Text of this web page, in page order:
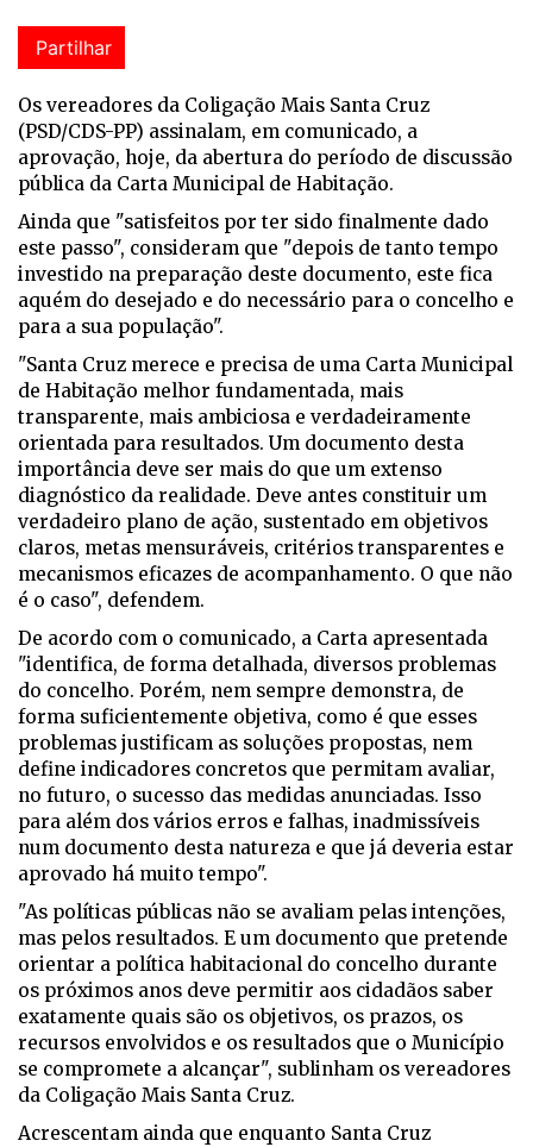
Partilhar
Os vereadores da Coligação Mais Santa Cruz
(PSD/CDS-PP) assinalam, em comunicado, a
aprovação, hoje, da abertura do período de discussão
pública da Carta Municipal de Habitação.
Ainda que "satisfeitos por ter sido finalmente dado
este passo", consideram que "depois de tanto tempo
investido na preparação deste documento, este fica
aquém do desejado e do necessário para o concelho e
para a sua população".
"Santa Cruz merece e precisa de uma Carta Municipal
de Habitação melhor fundamentada, mais
transparente, mais ambiciosa e verdadeiramente
orientada para resultados. Um documento desta
importância deve ser mais do que um extenso
diagnóstico da realidade. Deve antes constituir um
verdadeiro plano de ação, sustentado em objetivos
claros, metas mensuráveis, critérios transparentes e
mecanismos eficazes de acompanhamento. O que não
é o caso", defendem.
De acordo com o comunicado, a Carta apresentada
"identifica, de forma detalhada, diversos problemas
do concelho. Porém, nem sempre demonstra, de
forma suficientemente objetiva, como é que esses
problemas justificam as soluções propostas, nem
define indicadores concretos que permitam avaliar,
no futuro, o sucesso das medidas anunciadas. Isso
para além dos vários erros e falhas, inadmissíveis
num documento desta natureza e que já deveria estar
aprovado há muito tempo".
"As políticas públicas não se avaliam pelas intenções,
mas pelos resultados. E um documento que pretende
orientar a política habitacional do concelho durante
os próximos anos deve permitir aos cidadãos saber
exatamente quais são os objetivos, os prazos, os
recursos envolvidos e os resultados que o Município
se compromete a alcançar", sublinham os vereadores
da Coligação Mais Santa Cruz.
Acrescentam ainda que enquanto Santa Cruz